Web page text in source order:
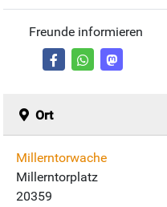
Freunde informieren
Ort
Millerntorwache
Millerntorplatz
20359